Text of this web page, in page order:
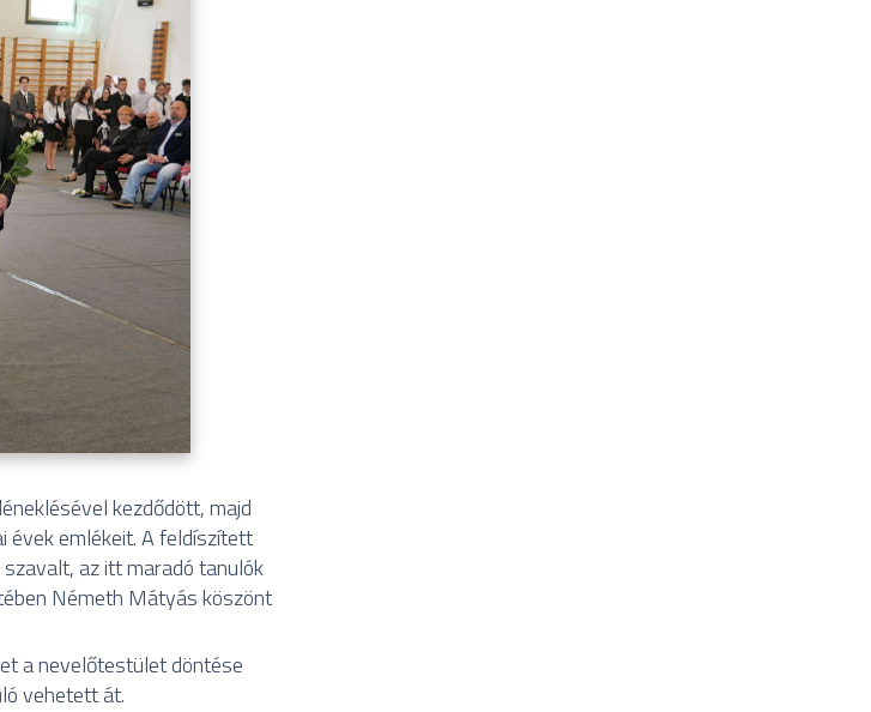
kezdődött, majd
évek emlékeit. A feldíszített
az itt maradó tanulók
Németh Mátyás köszönt
a nevelőtestület döntése
vehetett át.